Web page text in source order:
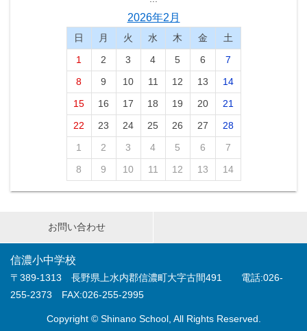
2026年2月
日 月 火 水 木 金
土
1
2 3 4 5 6
7
8
9 10 11 12 13
14
15
16 17 18 19 20
21
22
23 24 25 26 27
28
1
2 3 4 5 6
7
8
9 10 11 12 13 14
お問い合わせ
信濃小中学校
〒389-1313 長野県上水内郡信濃町大字古間491 電話:026-
255-2373 FAX:026-255-2995
Copyright © Shinano School, All Rights Reserved.